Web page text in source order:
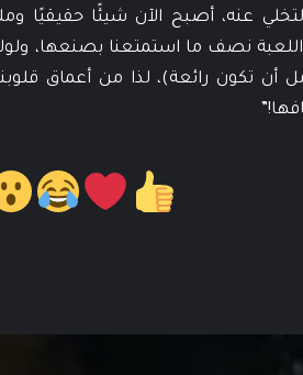
عنه، أصبح الآن شيئًا حقيقيًا
نصف ما استمتعنا بصنعها،
أن تكون رائعة)، لذا من أعماق